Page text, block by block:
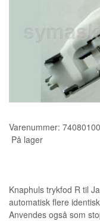
MASKIN TILBEHØR
SYTILBEHØR
KURSER
SCANNCUT
Varenummer:
På lager
Knaphuls trykfod R til
automatisk flere
Anvendes også som